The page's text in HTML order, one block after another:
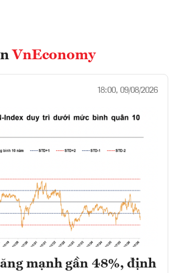
VnEconomy
18:00, 09/08/2026
mạnh gần 48%, định